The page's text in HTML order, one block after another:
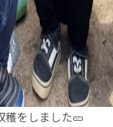
穫をしました🥒